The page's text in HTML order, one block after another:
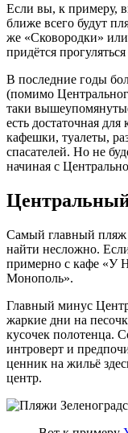
Если вы, к примеру,
ближе всего будут
же «Сковородки»
придётся
В последние годы
(помимо
таки
есть достаточная
кафешки, туалеты,
спасателей. Но не
начиная с
Самый главный пляж
найти несложно.
примерно с кафе «У
Монополь».
Главный минус
жаркие дни на
кусочек полотенца.
интроверт и
ценник на жильё
центр.